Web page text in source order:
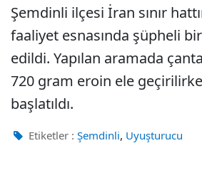
Şemdinli ilçesi İran sınır
faaliyet esnasında şüpheli
edildi. Yapılan aramada
720 gram eroin ele
başlatıldı.
Etiketler : Şemdinli, Uyuşturucu